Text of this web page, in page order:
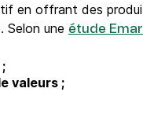
en offrant des
Selon une étude
valeurs ;